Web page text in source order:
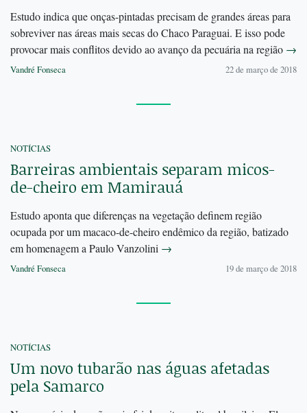
Estudo indica que onças-pintadas precisam de grandes áreas para
sobreviver nas áreas mais secas do Chaco Paraguai. E isso pode
provocar mais conflitos devido ao avanço da pecuária na região →
Vandré Fonseca 22 de março de 2018
NOTÍCIAS
Barreiras ambientais separam micos-
de-cheiro em Mamirauá
Estudo aponta que diferenças na vegetação definem região
ocupada por um macaco-de-cheiro endêmico da região, batizado
em homenagem a Paulo Vanzolini →
Vandré Fonseca 19 de março de 2018
NOTÍCIAS
Um novo tubarão nas águas afetadas
pela Samarco